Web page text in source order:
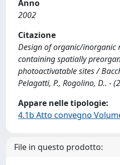
Anno
2002
Citazione
Design of organic/inorganic
containing spatially
photoactivatable sites /
Pelagatti, P., Rogolino, D.. -
Appare nelle tipologie:
4.1b Atto convegno
File in questo prodotto: